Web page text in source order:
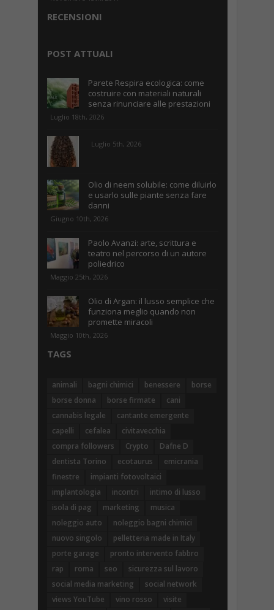
RECENSIONI
POST ATTUALI
Parete Respira ecologica: come
costruire con materiali naturali
senza rinunciare alle prestazioni
Luglio 18th, 2026
Luglio 5th, 2026
Olio di neem solubile: come diluirlo
e usarlo sulle piante senza fare
danni
Giugno 10th, 2026
Paolo Avanzi: arte, scrittura e
teatro nel percorso di un autore
poliedrico
Maggio 25th, 2026
Olio di Argan: il lusso semplice che
funziona meglio quando non
promette miracoli
Maggio 10th, 2026
TAGS
animali bagni chimici benessere
borse
borse donna
borse firmate
cani
cannabis legale
cantante emergente
capelli
cefalea
civitavecchia
compra followers
Crypto
Dafne D
dentista Torino
ecotaurus
emicrania
finestre
impianti fotovoltaici
implantologia
incontri
intimo di lusso
isola di pag
marketing
musica
noleggio auto
noleggio bagni chimici
nuovo singolo
pelletteria made in Italy
porte garage
pronto intervento fabbro
rap
roma seo
sicurezza sul lavoro
social media marketing
social network
views YouTube
vino rosso
visite